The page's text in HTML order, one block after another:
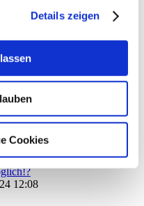
Details zeigen
Cookies
2024 09:40
Tickets nicht einsehen
2024 09:46
12:08